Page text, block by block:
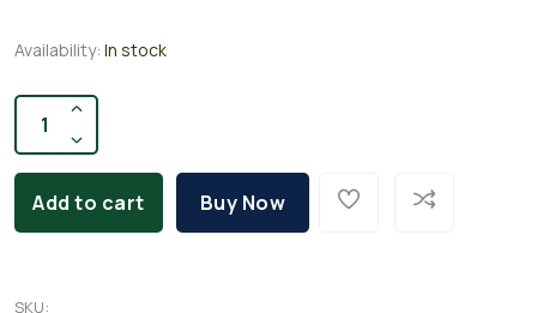
Availability: In stock
Add to cart Buy Now
SKU: